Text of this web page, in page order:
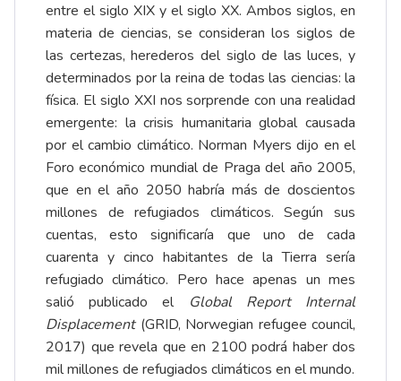
entre el siglo XIX y el siglo XX. Ambos siglos, en
materia de ciencias, se consideran los siglos de
las certezas, herederos del siglo de las luces, y
determinados por la reina de todas las ciencias: la
física. El siglo XXI nos sorprende con una realidad
emergente: la crisis humanitaria global causada
por el cambio climático. Norman Myers dijo en el
Foro económico mundial de Praga del año 2005,
que en el año 2050 habría más de doscientos
millones de refugiados climáticos. Según sus
cuentas, esto significaría que uno de cada
cuarenta y cinco habitantes de la Tierra sería
refugiado climático. Pero hace apenas un mes
salió publicado el
Global Report Internal
Displacement(GRID, Norwegian refugee council,
2017) que revela que en 2100 podrá haber dos
mil millones de refugiados climáticos en el mundo.